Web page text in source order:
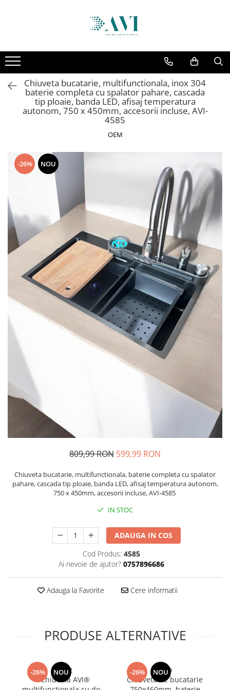
Casa
Accesorii uscatoare rufe
Aparate electrocasnice & accesorii
Aparate si accesorii intretinere
personala
Accesorii pentru ochelari si lentile
Perii de par si piepteni
Unghiere si clesti manichiura &
pedichiura
Baterii sanitare baie
Coloane de dus si seturi de dus
Odorizant toaleta
Oglinzi si mobilier baie
Bucatarie
Ascutitoare cutite
Baterii sanitare bucatarie
Cantare de bucatarie
Chiuvete bucatarie
Curatatoare legume si fructe
Cutite si seturi de cutite
Fierbatoare
Masini de tocat si macinat
Polonice, linguri si clesti de
Prese si storcatoare manuale
Tacamuri si seturi
Tirbusoane si dopuri
Curatenie generala
Bureti si lavete
Manusi bucatarie
Decoratiuni casa & sarbatori
Accesorii decorative
Iluminat & Electrice
Accesorii prelungitoare
Accesorii prize si intrerupatoare
Aplice si plafoniere
Chiuveta bucatarie, multifunctionala, inox 304
baterie completa cu spalator pahare, cascada
tip ploaie, banda LED, afisaj temperatura
autonom, 750 x 450mm, accesorii incluse, AVI-
4585
OEM
-26% NOU
809,99 RON 599,99 RON
Chiuveta bucatarie, multifunctionala, baterie completa cu spalator
pahare, cascada tip ploaie, banda LED, afisaj temperatura autonom,
750 x 450mm, accesorii incluse, AVI-4585
IN STOC
ADAUGA IN COS
Cod Produs: 4585
Ai nevoie de ajutor? 0757896686
Adauga la Favorite Cere informatii
PRODUSE ALTERNATIVE
-26% NOU
5312
Chiuveta AVI®
-26% NOU
4659
Chiuveta de bucatarie